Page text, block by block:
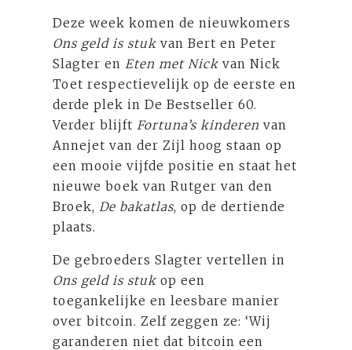
Deze week komen de nieuwkomers
Ons geld is stuk van Bert en Peter
Slagter en Eten met Nick van Nick
Toet respectievelijk op de eerste en
derde plek in De Bestseller 60.
Verder blijft Fortuna’s kinderenvan
Annejet van der Zijl hoog staan op
een mooie vijfde positie en staat het
nieuwe boek van Rutger van den
Broek, De bakatlas, op de dertiende
plaats.
De gebroeders Slagter vertellen in
Ons geld is stuk op een
toegankelijke en leesbare manier
over bitcoin. Zelf zeggen ze: ‘Wij
garanderen niet dat bitcoin een